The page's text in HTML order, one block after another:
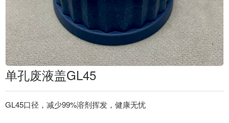
单孔废液盖GL45
GL45口径，减少99%溶剂挥发，健康无忧